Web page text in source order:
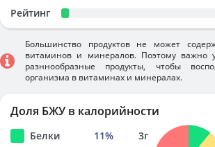
Рейтинг
Большинство продуктов не может
витаминов и минералов. Поэтому важно
разннообразные продукты, чтобы
организма в витаминах и минералах.
Доля БЖУ в калорийности
Белки 11% 3г